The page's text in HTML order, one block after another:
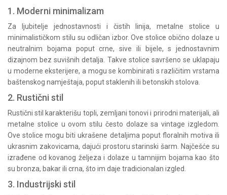
1. Moderni minimalizam
Za ljubitelje jednostavnosti i čistih linija, metalne stolice u
minimalističkom stilu su odličan izbor. Ove stolice obično dolaze u
neutralnim bojama poput crne, sive ili bijele, s jednostavnim
dizajnom bez suvišnih detalja. Takve stolice savršeno se uklapaju
u moderne eksterijere, a mogu se kombinirati s različitim vrstama
baštenskog namještaja, poput staklenih ili betonskih stolova.
2. Rustični stil
Rustični stil karakterišu topli, zemljani tonovi i prirodni materijali, ali
metalne stolice u ovom stilu često dolaze sa vintage izgledom.
Ove stolice mogu biti ukrašene detaljima poput floralnih motiva ili
ukrasnim zakovicama, dajući prostoru starinski šarm. Najčešće su
izrađene od kovanog željeza i dolaze u tamnijim bojama kao što
su bronza, bakar ili crna, što im daje tradicionalan izgled.
3. Industrijski stil